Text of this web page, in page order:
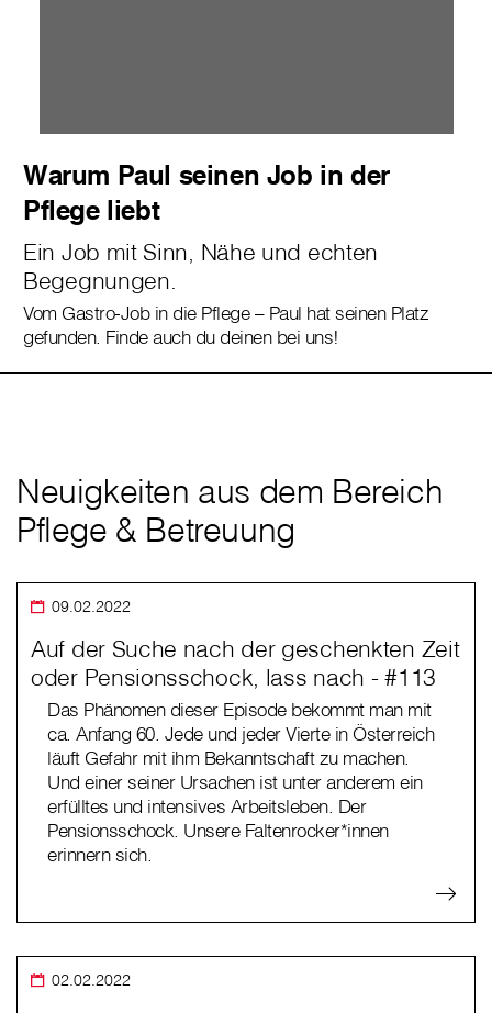
Warum Paul seinen Job in der
Pflege liebt
Ein Job mit Sinn, Nähe und echten
Begegnungen.
Vom Gastro-Job in die Pflege – Paul hat seinen Platz
gefunden. Finde auch du deinen bei uns!
Neuigkeiten aus dem Bereich
Pflege & Betreuung
09.02.2022
Auf der Suche nach der geschenkten Zeit
oder Pensionsschock, lass nach - #113
Das Phänomen dieser Episode bekommt man mit
ca. Anfang 60. Jede und jeder Vierte in Österreich
läuft Gefahr mit ihm Bekanntschaft zu machen.
Und einer seiner Ursachen ist unter anderem ein
erfülltes und intensives Arbeitsleben. Der
Pensionsschock. Unsere Faltenrocker*innen
erinnern sich.
02.02.2022